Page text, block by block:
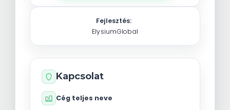
Fejlesztés:
ElysiumGlobal
Kapcsolat
Cég teljes neve